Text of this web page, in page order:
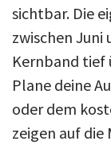
sichtbar. Die
zwischen Juni
Kernband tief
Plane deine
oder dem
zeigen auf die